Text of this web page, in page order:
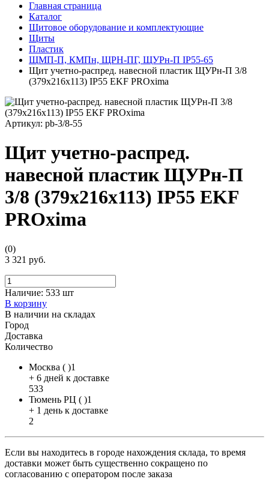
Главная страница
Каталог
Щитовое оборудование и комплектующие
Щиты
Пластик
ЩМП-П, КМПн, ЩРН-ПГ, ЩУРн-П IP55-65
Щит учетно-распред. навесной пластик ЩУРн-П 3/8
(379х216х113) IP55 EKF PROxima
Артикул: pb-3/8-55
Щит учетно-распред.
навесной пластик ЩУРн-П
3/8 (379х216х113) IP55 EKF
PROxima
(0)
3 321 руб.
Наличие: 533 шт
В корзину
В наличии на складах
Город
Доставка
Количество
Москва ( )1
+ 6 дней к доставке
533
Тюмень РЦ ( )1
+ 1 день к доставке
2
Если вы находитесь в городе нахождения склада, то время
доставки может быть существенно сокращено по
согласованию с оператором после заказа